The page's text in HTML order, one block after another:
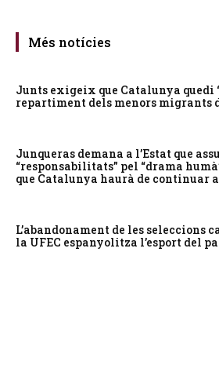
Més notícies
Junts exigeix que Catalunya quedi
repartiment dels menors migrants
Junqueras demana a l’Estat que
“responsabilitats” pel “drama
que Catalunya haurà de continuar
L’abandonament de les seleccions
la UFEC espanyolitza l’esport del